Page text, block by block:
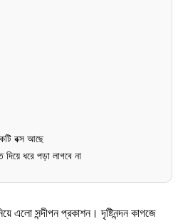
বক্স আছে
দিয়ে ধরে পড়া লাগবে না
এলো সন্দীপন প্রকাশন। দৃষ্টিনন্দন কাগজে